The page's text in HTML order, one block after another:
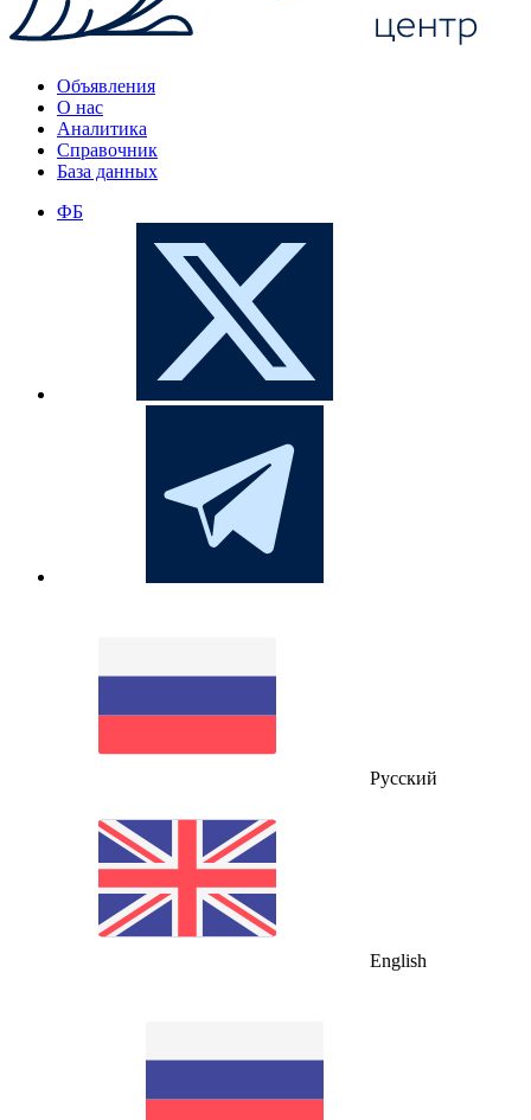
Объявления
О нас
Аналитика
Справочник
База данных
ФБ
Русский
English